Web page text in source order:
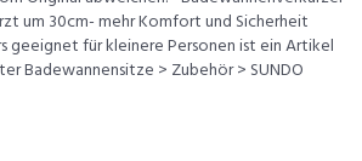
um 30cm- mehr Komfort und Sicherheit
geeignet für kleinere Personen ist ein Artikel
Badewannensitze > Zubehör > SUNDO